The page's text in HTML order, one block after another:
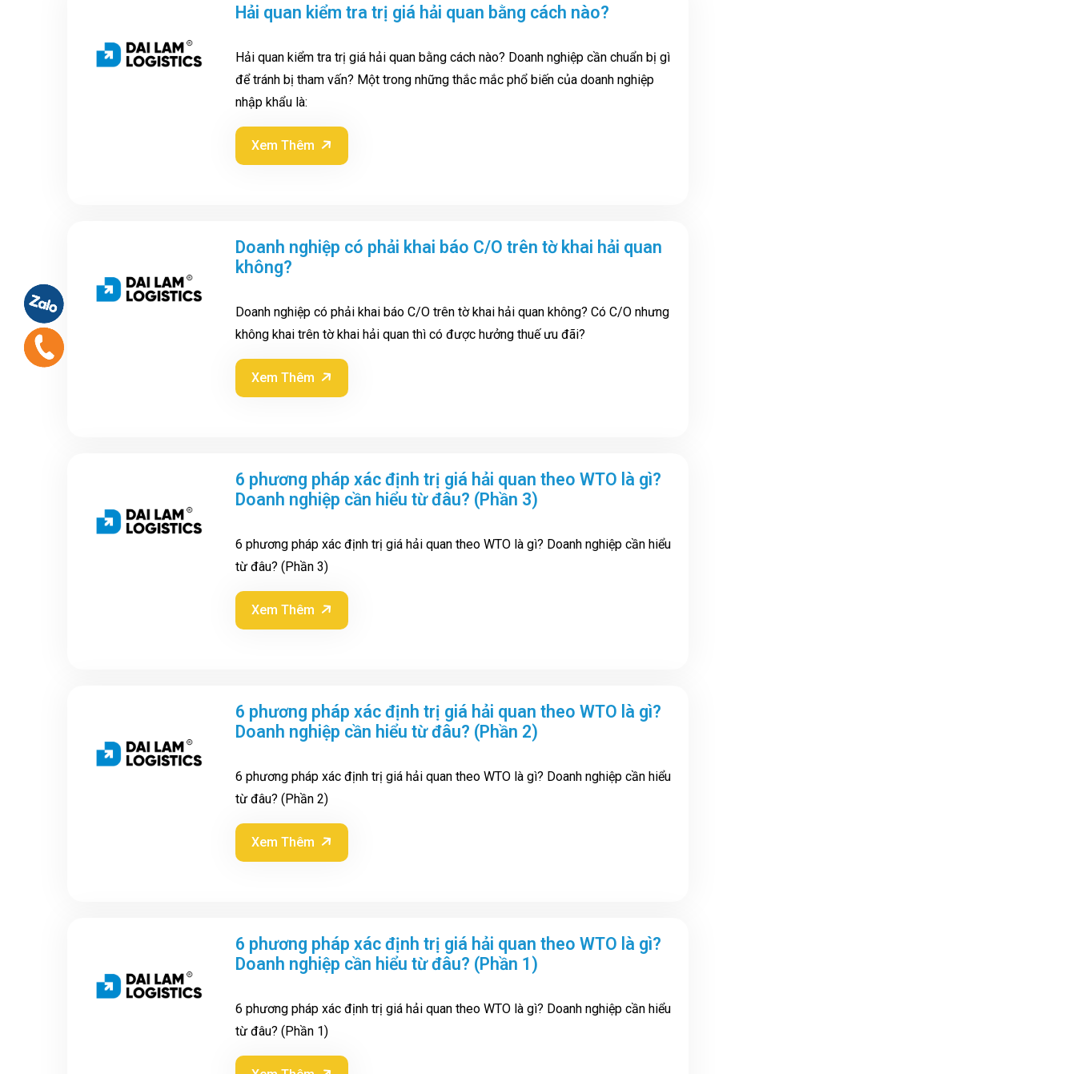
Hải quan kiểm tra trị giá hải quan bằng cách nào?
Hải quan kiểm tra trị giá hải quan bằng cách nào? Doanh nghiệp cần chuẩn bị gì
để tránh bị tham vấn? Một trong những thắc mắc phổ biến của doanh nghiệp
nhập khẩu là:
Xem Thêm
Doanh nghiệp có phải khai báo C/O trên tờ khai hải quan
không?
Doanh nghiệp có phải khai báo C/O trên tờ khai hải quan không? Có C/O nhưng
không khai trên tờ khai hải quan thì có được hưởng thuế ưu đãi?
Xem Thêm
6 phương pháp xác định trị giá hải quan theo WTO là gì?
Doanh nghiệp cần hiểu từ đâu? (Phần 3)
6 phương pháp xác định trị giá hải quan theo WTO là gì? Doanh nghiệp cần hiểu
từ đâu? (Phần 3)
Xem Thêm
6 phương pháp xác định trị giá hải quan theo WTO là gì?
Doanh nghiệp cần hiểu từ đâu? (Phần 2)
6 phương pháp xác định trị giá hải quan theo WTO là gì? Doanh nghiệp cần hiểu
từ đâu? (Phần 2)
Xem Thêm
6 phương pháp xác định trị giá hải quan theo WTO là gì?
Doanh nghiệp cần hiểu từ đâu? (Phần 1)
6 phương pháp xác định trị giá hải quan theo WTO là gì? Doanh nghiệp cần hiểu
từ đâu? (Phần 1)